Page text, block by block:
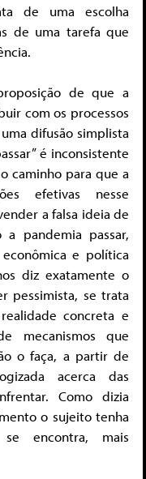
de uma escolha
de uma tarefa que
de que a
com os processos
difusão simplista
é inconsistente
caminho para que a
efetivas nesse
a falsa ideia de
pandemia passar,
e política
diz exatamente o
pessimista, se trata
concreta e
mecanismos que
o faça, a partir de
acerca das
Como dizia
o sujeito tenha
encontra, mais